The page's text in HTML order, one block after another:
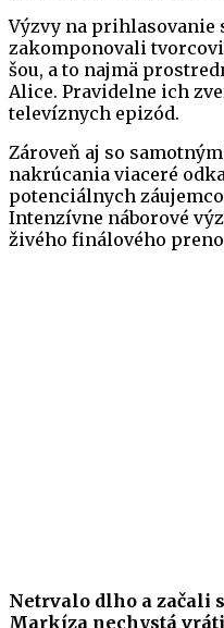
Výzvy na prihlasovanie
zakomponovali
šou, a to najmä
Alice. Pravidelne ich
televíznych epizód.
Zároveň aj so
nakrúcania viaceré
potenciálnych
Intenzívne náborové
živého finálového
Netrvalo dlho a začali
Markíza nechystá